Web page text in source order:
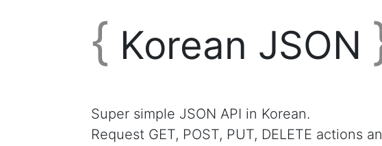
{ Korean JSON
Super simple JSON API in Korean.
Request GET, POST, PUT, DELETE